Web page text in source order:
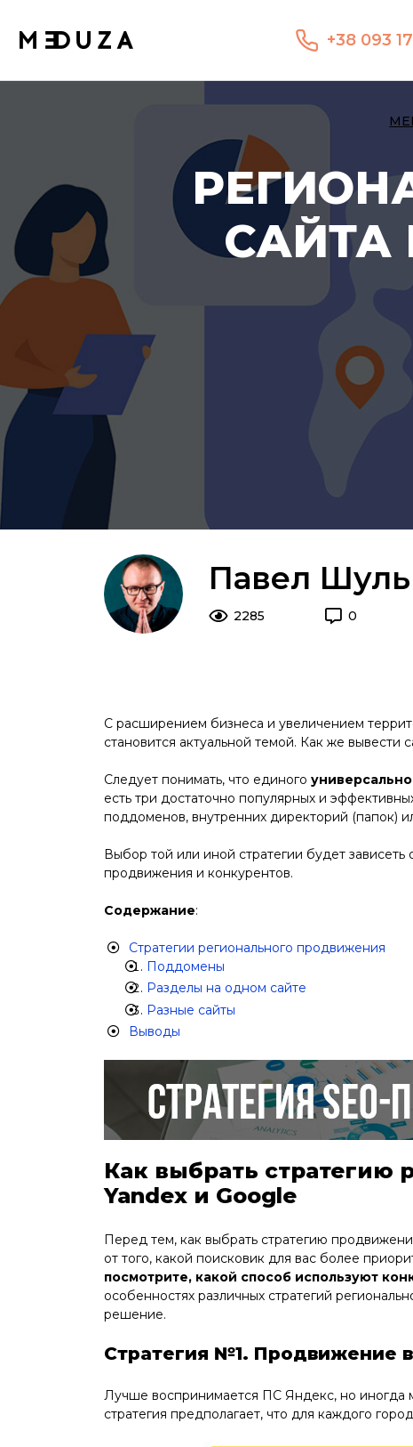
+38 093
САЙТА
Павел
2285 0
С расширением бизнеса и увеличением
становится актуальной темой. Как же вывести
Следует понимать, что единого
есть три достаточно популярных и
поддоменов, внутренних директорий (папок)
Выбор той или иной стратегии будет зависеть
продвижения и конкурентов.
Содержание:
Стратегии регионального продвижения
Поддомены
Разделы на одном сайте
Разные сайты
Выводы
Как выбрать стратегию
Yandex и Google
Перед тем, как выбрать стратегию
от того, какой поисковик для вас более
посмотрите, какой способ используют
особенностях различных стратегий
решение.
Стратегия №1. Продвижение
Лучше воспринимается ПС Яндекс, но иногда
стратегия предполагает, что для каждого